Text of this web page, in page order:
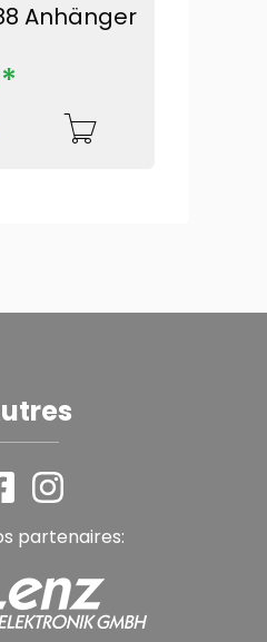
Anhänger
partenaires: